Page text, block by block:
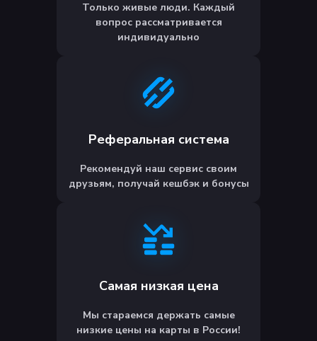
Только живые люди. Каждый
вопрос рассматривается
индивидуально
Реферальная система
Рекомендуй наш сервис своим
друзьям, получай кешбэк и бонусы
Самая низкая цена
Мы стараемся держать самые
низкие цены на карты в России!